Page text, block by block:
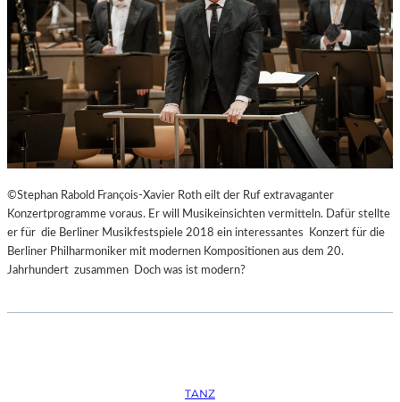
©Stephan Rabold François-Xavier Roth eilt der Ruf extravaganter
Konzertprogramme voraus. Er will Musikeinsichten vermitteln. Dafür stellte
er für die Berliner Musikfestspiele 2018 ein interessantes Konzert für die
Berliner Philharmoniker mit modernen Kompositionen aus dem 20.
Jahrhundert zusammen Doch was ist modern?
TANZ